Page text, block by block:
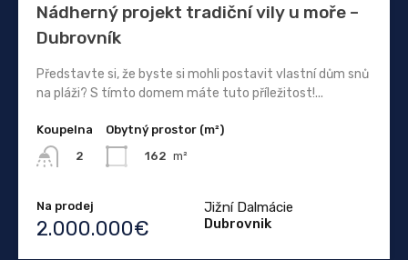
Nádherný projekt tradiční vily u moře –
Dubrovník
Představte si, že byste si mohli postavit vlastní dům snů
na pláži? S tímto domem máte tuto příležitost!...
Koupelna
2
Obytný prostor (m²)
162 m²
Na prodej
2.000.000€
Jižní Dalmácie
Dubrovnik